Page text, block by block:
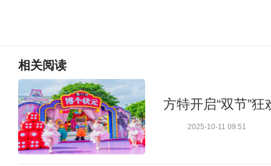
相关阅读
方特开启“双节”
2025-10-11 09:51